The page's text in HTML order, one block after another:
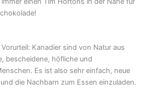
Kanadier sind von Natur aus
bescheidene, höfliche und
Es ist also sehr einfach, neue
die Nachbarn zum Essen einzuladen.